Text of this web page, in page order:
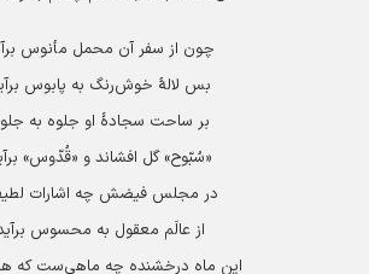
چون از سفر آن محمل مأنوس برآید
بس لالۀ خوش‌رنگ به پابوس برآید
بر ساحت سجادۀ او جلوه به جلوه
«سُبّوح» گل افشاند و «قُدّوس» برآید
در مجلس فیضش چه اشارات
از عالَم معقول به محسوس برآید
این ماه درخشنده چه ماهی‌ست که